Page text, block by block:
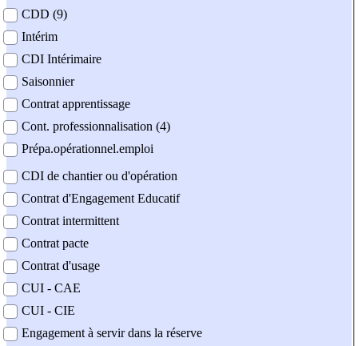
CDD (9)
Intérim
CDI Intérimaire
Saisonnier
Contrat apprentissage
Cont. professionnalisation (4)
Prépa.opérationnel.emploi
CDI de chantier ou d'opération
Contrat d'Engagement Educatif
Contrat intermittent
Contrat pacte
Contrat d'usage
CUI - CAE
CUI - CIE
Engagement à servir dans la réserve